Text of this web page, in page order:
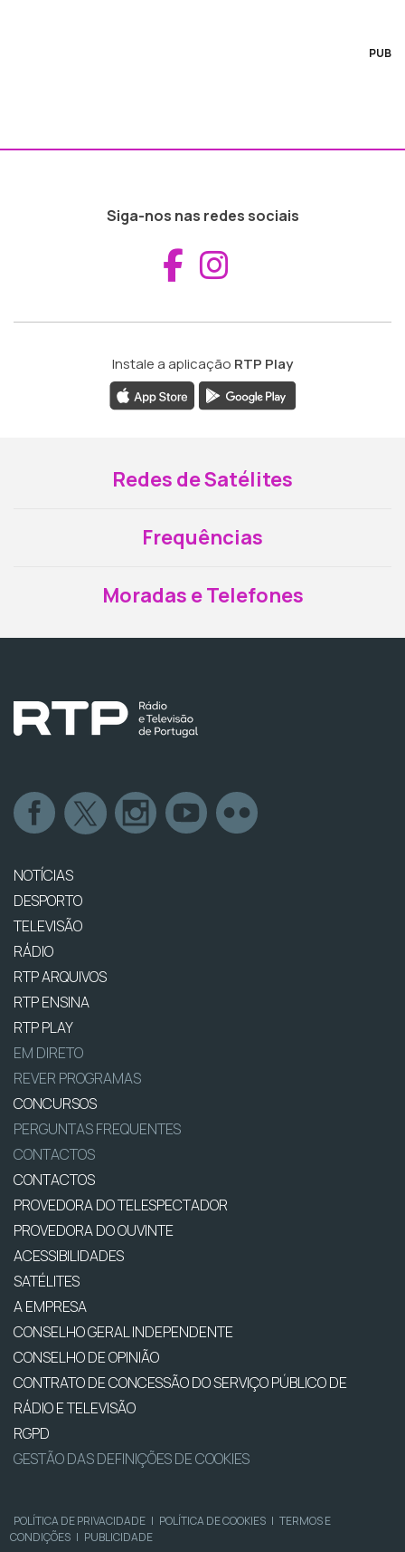
PUB
Siga-nos nas redes sociais
Aceder ao
Instale a aplicação RTP Play
Redes de Satélites
Frequências
Moradas e Telefones
NOTÍCIAS
DESPORTO
TELEVISÃO
RÁDIO
RTP ARQUIVOS
RTP ENSINA
RTP PLAY
EM DIRETO
REVER PROGRAMAS
CONCURSOS
PERGUNTAS FREQUENTES
CONTACTOS
CONTACTOS
PROVEDORA DO TELESPECTADOR
PROVEDORA DO OUVINTE
ACESSIBILIDADES
SATÉLITES
A EMPRESA
CONSELHO GERAL INDEPENDENTE
CONSELHO DE OPINIÃO
CONTRATO DE CONCESSÃO DO SERVIÇO PÚBLICO DE
RÁDIO E TELEVISÃO
RGPD
GESTÃO DAS DEFINIÇÕES DE COOKIES
POLÍTICA DE PRIVACIDADE | POLÍTICA DE COOKIES | TERMOS E
CONDIÇÕES | PUBLICIDADE